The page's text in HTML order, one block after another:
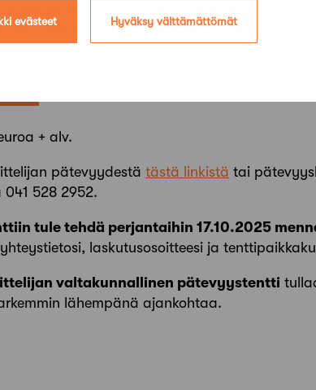
evästeet Hyväksy välttämättömät
Jokaisesta
on 25 pistettä. Hyväksytysti
+ alv.
pätevyydestä tästä linkistä tai
041 528 2952.
tule tehdä perjantaihin 17.10.2025
laskutusosoitteesi ja
valtakunnallinen pätevyystentti
lähempänä ajankohtaa.